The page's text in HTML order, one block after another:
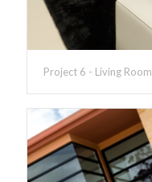
Project 6 - Living